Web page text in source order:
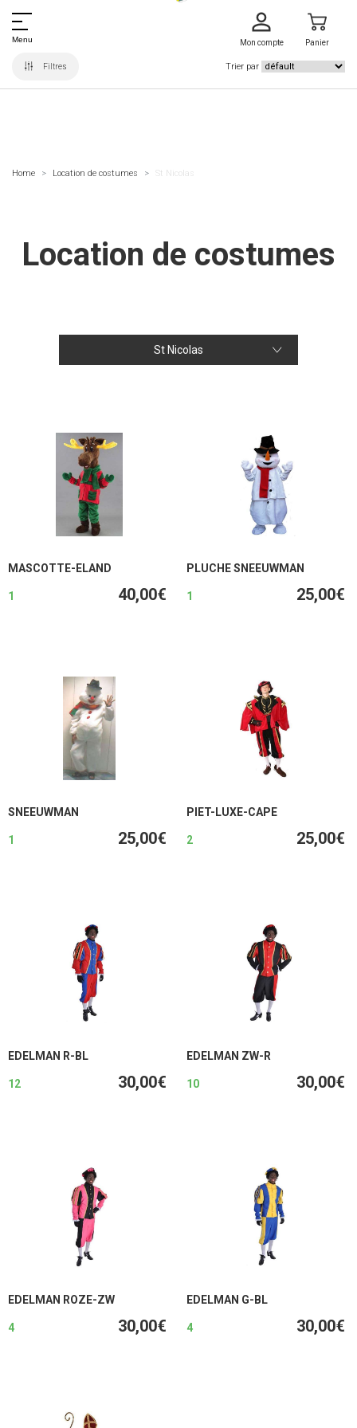
Menu Mon compte Panier
Filtres Trier par
Home Location de costumes St Nicolas
Location de costumes
St Nicolas
MASCOTTE-ELAND
1 40,00€
PLUCHE SNEEUWMAN
1 25,00€
SNEEUWMAN
1 25,00€
PIET-LUXE-CAPE
2 25,00€
EDELMAN R-BL
12 30,00€
EDELMAN ZW-R
10 30,00€
EDELMAN ROZE-ZW
4 30,00€
EDELMAN G-BL
4 30,00€